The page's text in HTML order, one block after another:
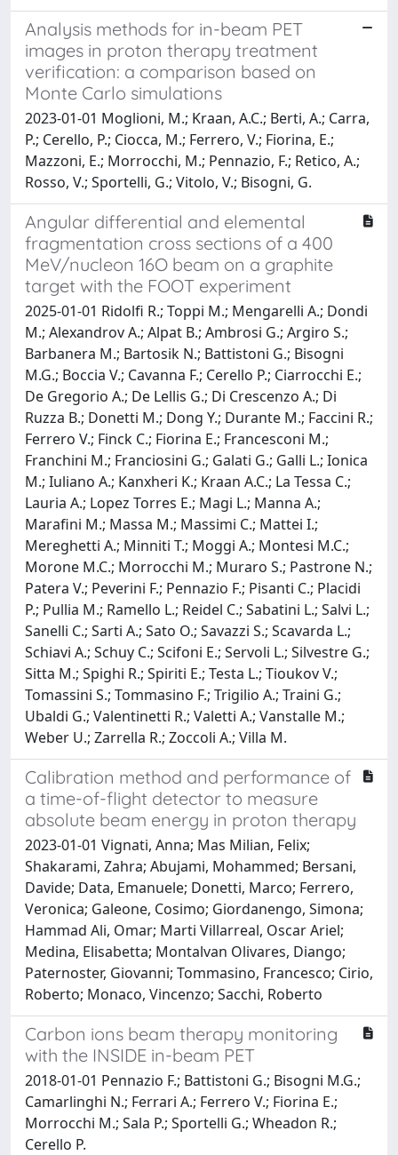
Analysis methods for in-beam PET
images in proton therapy treatment
verification: a comparison based on
Monte Carlo simulations
2023-01-01 Moglioni, M.; Kraan, A.C.; Berti, A.; Carra,
P.; Cerello, P.; Ciocca, M.; Ferrero, V.; Fiorina, E.;
Mazzoni, E.; Morrocchi, M.; Pennazio, F.; Retico, A.;
Rosso, V.; Sportelli, G.; Vitolo, V.; Bisogni, G.
Angular differential and elemental
fragmentation cross sections of a 400
MeV/nucleon 16O beam on a graphite
target with the FOOT experiment
2025-01-01 Ridolfi R.; Toppi M.; Mengarelli A.; Dondi
M.; Alexandrov A.; Alpat B.; Ambrosi G.; Argiro S.;
Barbanera M.; Bartosik N.; Battistoni G.; Bisogni
M.G.; Boccia V.; Cavanna F.; Cerello P.; Ciarrocchi E.;
De Gregorio A.; De Lellis G.; Di Crescenzo A.; Di
Ruzza B.; Donetti M.; Dong Y.; Durante M.; Faccini R.;
Ferrero V.; Finck C.; Fiorina E.; Francesconi M.;
Franchini M.; Franciosini G.; Galati G.; Galli L.; Ionica
M.; Iuliano A.; Kanxheri K.; Kraan A.C.; La Tessa C.;
Lauria A.; Lopez Torres E.; Magi L.; Manna A.;
Marafini M.; Massa M.; Massimi C.; Mattei I.;
Mereghetti A.; Minniti T.; Moggi A.; Montesi M.C.;
Morone M.C.; Morrocchi M.; Muraro S.; Pastrone N.;
Patera V.; Peverini F.; Pennazio F.; Pisanti C.; Placidi
P.; Pullia M.; Ramello L.; Reidel C.; Sabatini L.; Salvi L.;
Sanelli C.; Sarti A.; Sato O.; Savazzi S.; Scavarda L.;
Schiavi A.; Schuy C.; Scifoni E.; Servoli L.; Silvestre G.;
Sitta M.; Spighi R.; Spiriti E.; Testa L.; Tioukov V.;
Tomassini S.; Tommasino F.; Trigilio A.; Traini G.;
Ubaldi G.; Valentinetti R.; Valetti A.; Vanstalle M.;
Weber U.; Zarrella R.; Zoccoli A.; Villa M.
Calibration method and performance of
a time-of-flight detector to measure
absolute beam energy in proton therapy
2023-01-01 Vignati, Anna; Mas Milian, Felix;
Shakarami, Zahra; Abujami, Mohammed; Bersani,
Davide; Data, Emanuele; Donetti, Marco; Ferrero,
Veronica; Galeone, Cosimo; Giordanengo, Simona;
Hammad Ali, Omar; Marti Villarreal, Oscar Ariel;
Medina, Elisabetta; Montalvan Olivares, Diango;
Paternoster, Giovanni; Tommasino, Francesco; Cirio,
Roberto; Monaco, Vincenzo; Sacchi, Roberto
Carbon ions beam therapy monitoring
with the INSIDE in-beam PET
2018-01-01 Pennazio F.; Battistoni G.; Bisogni M.G.;
Camarlinghi N.; Ferrari A.; Ferrero V.; Fiorina E.;
Morrocchi M.; Sala P.; Sportelli G.; Wheadon R.;
Cerello P.